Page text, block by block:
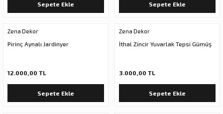
Sepete Ekle Sepete Ekle
Zena Dekor
Pirinç Aynalı Jardinyer
12.000,00 TL
Sepete Ekle
Zena Dekor
İthal Zincir Yuvarlak Tepsi Gümüş
3.000,00 TL
Sepete Ekle